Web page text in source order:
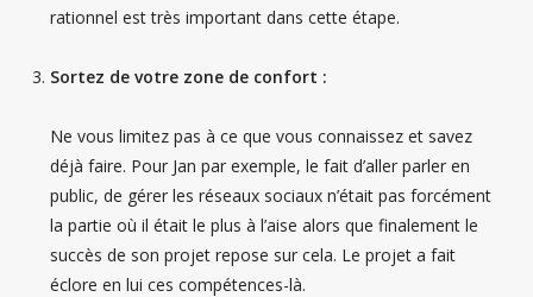
rationnel est très important dans cette étape.
Sortez de votre zone de confort :
Ne vous limitez pas à ce que vous connaissez et savez
déjà faire. Pour Jan par exemple, le fait d’aller parler en
public, de gérer les réseaux sociaux n’était pas forcément
la partie où il était le plus à l’aise alors que finalement le
succès de son projet repose sur cela. Le projet a fait
éclore en lui ces compétences-là.